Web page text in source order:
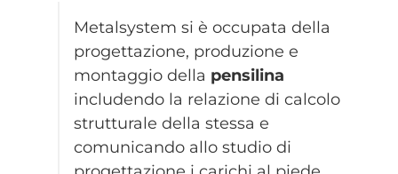
Metalsystem si è occupata della
progettazione, produzione e
montaggio della pensilina
includendo la relazione di calcolo
strutturale della stessa e
comunicando allo studio di